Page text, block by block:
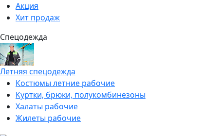
Акция
Хит продаж
Спецодежда
Летняя спецодежда
Костюмы летние рабочие
Куртки, брюки, полукомбинезоны
Халаты рабочие
Жилеты рабочие